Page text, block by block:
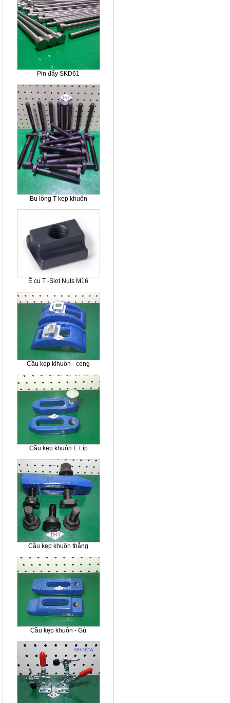
Pin đẩy SKD61
Bu lông T kep khuôn
Ê cu T -Slot Nuts M16
Cầu kẹp klhuôn - cong
Cầu kẹp khuôn E Líp
Cầu kẹp khuôn thẳng
Cầu kẹp khuôn - Gù